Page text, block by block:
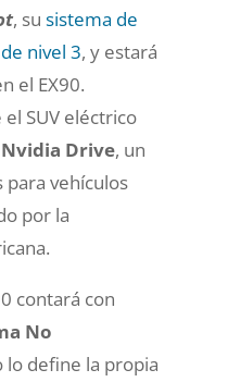
, su sistema de
nivel 3, y estará
el EX90.
SUV eléctrico
Drive, un
para vehículos
por la
contará con
No
lo define la propia